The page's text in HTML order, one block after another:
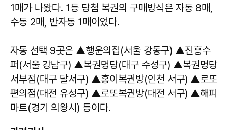
1매가 나왔다. 1등 당첨 복권의 구매방식은 자동 8매,
수동 2매, 반자동 1매이었다.
자동 선택 9곳은 ▲행운의집(서울 강동구) ▲진흥수
퍼(서울 강남구) ▲복권명당(대구 수성구) ▲복권명당
서부점(대구 달서구) ▲홍이복권방(인천 서구) ▲로또
편의점(대전 유성구) ▲로또복권방(대전 서구) ▲해피
마트(경기 의왕시) 등이다.